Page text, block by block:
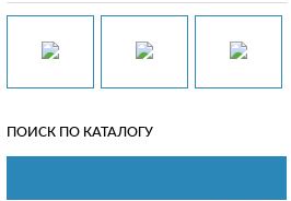
ПОИСК ПО КАТАЛОГУ